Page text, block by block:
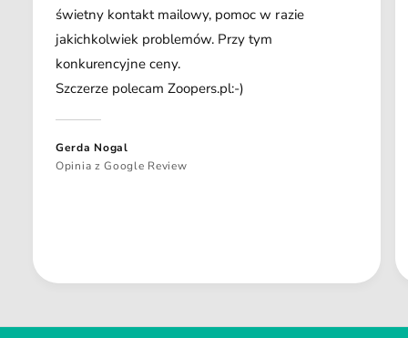
świetny kontakt mailowy, pomoc w razie
jakichkolwiek problemów. Przy tym
konkurencyjne ceny.
Szczerze polecam Zoopers.pl:-)
Gerda Nogal
Opinia z Google Review